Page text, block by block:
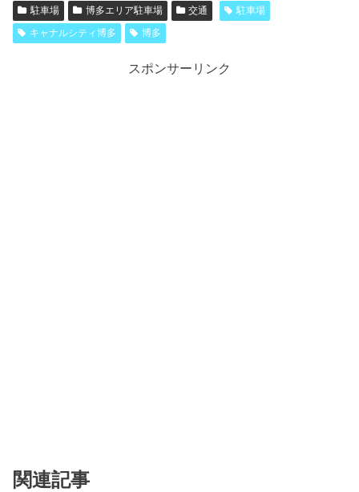
駐車場 博多エリア駐車場 交通
駐車場
キャナルシティ博多
博多
スポンサーリンク
関連記事